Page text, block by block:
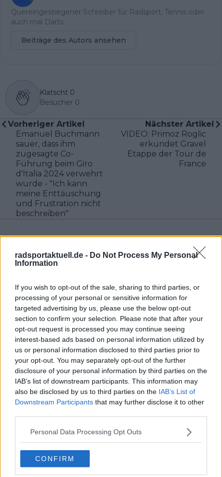
radsportaktuell.de - Do Not Process My Personal
Information
If you wish to opt-out of the sale, sharing to third parties, or
processing of your personal or sensitive information for
targeted advertising by us, please use the below opt-out
section to confirm your selection. Please note that after your
opt-out request is processed you may continue seeing
interest-based ads based on personal information utilized by
us or personal information disclosed to third parties prior to
your opt-out. You may separately opt-out of the further
disclosure of your personal information by third parties on the
IAB’s list of downstream participants. This information may
also be disclosed by us to third parties on the IAB’s List of
Downstream Participants that may further disclose it to other
Personal Data Processing Opt Outs
CONFIRM
Quereingestiegener Schreiber für Radsport, Tennis oder
auch mal Darts.
Beiträge des Autors ansehen
Klatscht 0
Besucher 0
Vorheriger Artikel
Emanuel Buchmann
sauer, dass ihm
zugesagte Co-
Führung beim Giro
d'Italia 2024 verwehrt
wurde - "Ich kann
meine Enttäuschung
und Frustration nicht
beschreiben"
Nächster Artikel
VIDEO: Primoz Roglic
erkundet Gravel
Etappe der Tour de
France
Schreiben Sie einen Kommentar